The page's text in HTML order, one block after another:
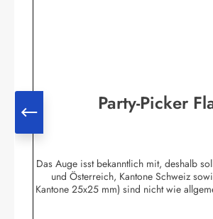
Party-Picker
Das Auge isst bekanntlich mit, deshalb
und Österreich, Kantone Schweiz
Kantone 25x25 mm) sind nicht wie